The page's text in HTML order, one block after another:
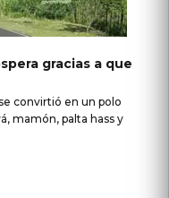
gracias a que
convirtió en un polo
mamón, palta hass y